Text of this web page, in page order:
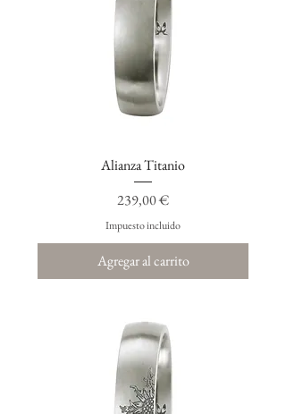
Alianza Titanio
Precio
239,00 €
Impuesto incluido
Agregar al carrito